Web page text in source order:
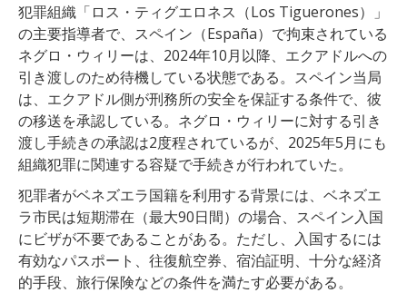
犯罪組織「ロス・ティグエロネス（Los Tiguerones）」
の主要指導者で、スペイン（España）で拘束されている
ネグロ・ウィリーは、2024年10月以降、エクアドルへの
引き渡しのため待機している状態である。スペイン当局
は、エクアドル側が刑務所の安全を保証する条件で、彼
の移送を承認している。ネグロ・ウィリーに対する引き
渡し手続きの承認は2度程されているが、2025年5月にも
組織犯罪に関連する容疑で手続きが行われていた。
犯罪者がベネズエラ国籍を利用する背景には、ベネズエ
ラ市民は短期滞在（最大90日間）の場合、スペイン入国
にビザが不要であることがある。ただし、入国するには
有効なパスポート、往復航空券、宿泊証明、十分な経済
的手段、旅行保険などの条件を満たす必要がある。